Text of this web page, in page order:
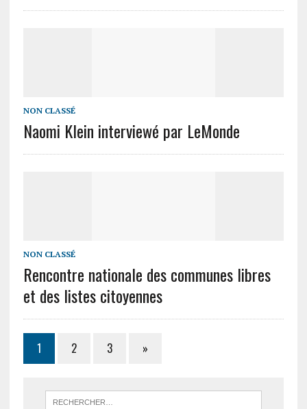
NON CLASSÉ
Naomi Klein interviewé par LeMonde
NON CLASSÉ
Rencontre nationale des communes libres
et des listes citoyennes
1 2 3 »